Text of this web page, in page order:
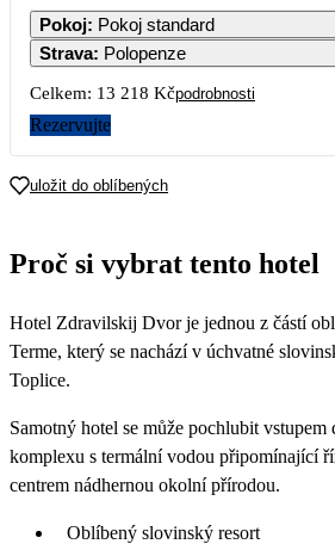
4
7 249
5
6 929
6
6 609
7
11
6 609 6 609 6 609 6 609
18 19
25
6 609
26 27 28
Pokoj: Pokoj standard
Strava: Polopenze
Celkem: 13 218 Kčpodrobnosti
Rezervujte
uložit do oblíbených
Proč si vybrat tento hotel
Hotel Zdravilskij Dvor je jednou z částí
Terme, který se nachází v úchvatné
Toplice.
Samotný hotel se může pochlubit vstupem
komplexu s termální vodou připomínající
centrem nádhernou okolní přírodou.
Oblíbený slovinský resort